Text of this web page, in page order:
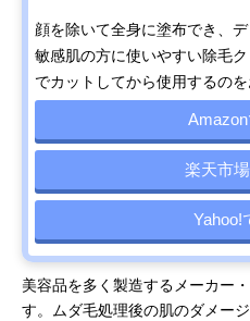
顔を除いて全身に塗布でき、
敏感肌の方に使いやすい除毛
でカットしてから使用するのを
楽天市
Yahoo!
美容品を多く製造するメーカー
す。ムダ毛処理後の肌のダメー